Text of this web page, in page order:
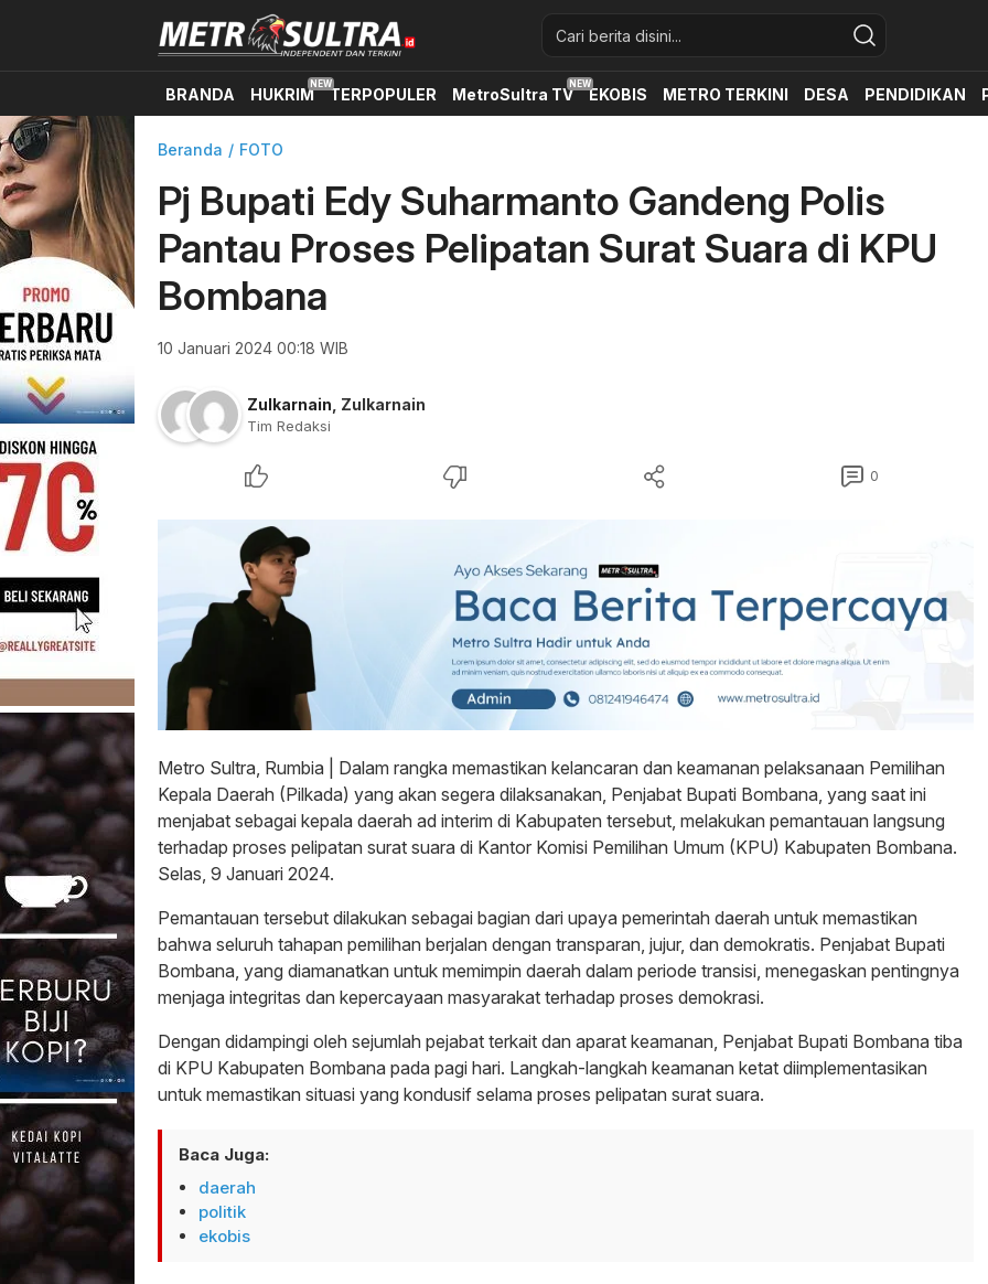
BRANDA HUKRIM TERPOPULER MetroSultra TV EKOBIS METRO TERKINI DESA PENDIDIKAN
Beranda FOTO
Pj Bupati Edy Suharmanto Gandeng Polis
Pantau Proses Pelipatan Surat Suara di KPU
Bombana
10 Januari 2024 00:18 WIB
Zulkarnain Zulkarnain
Tim Redaksi
0
Metro Sultra, Rumbia | Dalam rangka memastikan kelancaran dan keamanan pelaksanaan Pemilihan
Kepala Daerah (Pilkada) yang akan segera dilaksanakan, Penjabat Bupati Bombana, yang saat ini
menjabat sebagai kepala daerah ad interim di Kabupaten tersebut, melakukan pemantauan langsung
terhadap proses pelipatan surat suara di Kantor Komisi Pemilihan Umum (KPU) Kabupaten Bombana.
Selas, 9 Januari 2024.
Pemantauan tersebut dilakukan sebagai bagian dari upaya pemerintah daerah untuk memastikan
bahwa seluruh tahapan pemilihan berjalan dengan transparan, jujur, dan demokratis. Penjabat Bupati
Bombana, yang diamanatkan untuk memimpin daerah dalam periode transisi, menegaskan pentingnya
menjaga integritas dan kepercayaan masyarakat terhadap proses demokrasi.
Dengan didampingi oleh sejumlah pejabat terkait dan aparat keamanan, Penjabat Bupati Bombana tiba
di KPU Kabupaten Bombana pada pagi hari. Langkah-langkah keamanan ketat diimplementasikan
untuk memastikan situasi yang kondusif selama proses pelipatan surat suara.
Baca Juga:
daerah
politik
ekobis